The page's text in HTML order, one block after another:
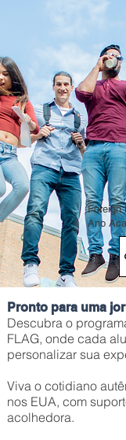
Ano
Foreign
Pronto para uma
Descubra o
FLAG, onde cada
personalizar sua
Viva o cotidiano
nos EUA, com
acolhedora.